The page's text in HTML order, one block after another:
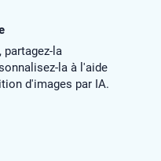
partagez-la
la à l'aide
d'images par IA.